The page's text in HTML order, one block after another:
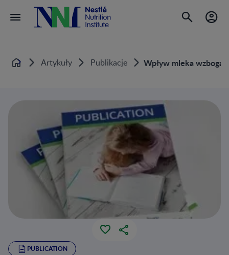
Home Artykuły Publikacje Wpływ mleka
PUBLICATION